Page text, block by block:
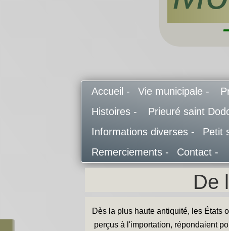
Accueil - Vie municipale -
Histoires -
Prieuré saint
Informations diverses -
Petit
Remerciements -
Contact -
De
Dès la plus haute antiquité, les États
perçus à l'importation, répondaient